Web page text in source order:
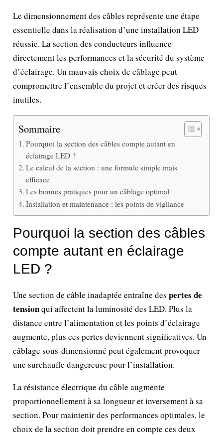
Le dimensionnement des câbles représente une étape
essentielle dans la réalisation d’une installation LED
réussie. La section des conducteurs influence
directement les performances et la sécurité du système
d’éclairage. Un mauvais choix de câblage peut
compromettre l’ensemble du projet et créer des risques
inutiles.
Sommaire
Pourquoi la section des câbles compte autant en
éclairage LED ?
Le calcul de la section : une formule simple mais
efficace
Les bonnes pratiques pour un câblage optimal
Installation et maintenance : les points de vigilance
Pourquoi la section des câbles
compte autant en éclairage
LED ?
Une section de câble inadaptée entraîne despertes de
tensionqui affectent la luminosité des LED. Plus la
distance entre l’alimentation et les points d’éclairage
augmente, plus ces pertes deviennent significatives. Un
câblage sous-dimensionné peut également provoquer
une surchauffe dangereuse pour l’installation.
La résistance électrique du câble augmente
proportionnellement à sa longueur et inversement à sa
section. Pour maintenir des performances optimales, le
choix de la section doit prendre en compte ces deux